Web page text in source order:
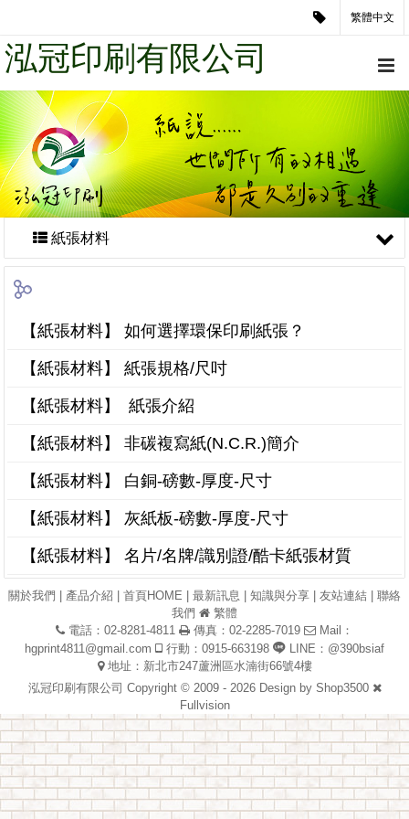
繁體中文
泓冠印刷有限公司
紙張材料
【紙張材料】 如何選擇環保印刷紙張？
【紙張材料】 紙張規格/尺吋
【紙張材料】 紙張介紹
【紙張材料】 非碳複寫紙(N.C.R.)簡介
【紙張材料】 白銅-磅數-厚度-尺寸
【紙張材料】 灰紙板-磅數-厚度-尺寸
【紙張材料】 名片/名牌/識別證/酷卡紙張材質
關於我們 產品介紹 首頁HOME 最新訊息 知識與分享 友站連結
聯絡
我們
繁體
電話：02-8281-4811
傳真：02-2285-7019
Mail：
hgprint4811@gmail.com
行動：0915-663198
LINE：@390bsiaf
地址：新北市247蘆洲區水湳街66號4樓
泓冠印刷有限公司 Copyright © 2009 - 2026 Design by Shop3500
Fullvision